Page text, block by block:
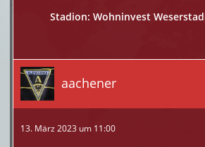
Stadion: Wohninvest
aachener
13. März 2023 um 11:00